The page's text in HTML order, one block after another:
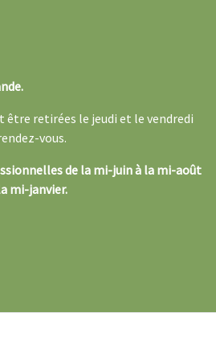
être retirées le jeudi et le vendredi
vous.
de la mi-juin à la mi-août
mi-janvier.